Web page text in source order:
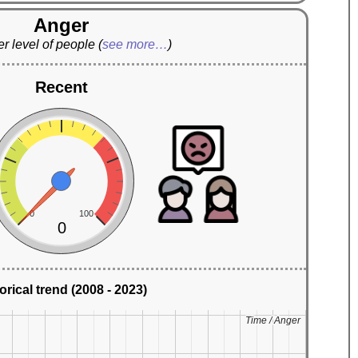
Anger
level of people(see more…)
Recent
0 100
0
trend (2008 - 2023)
Time / Anger
Time / Anger